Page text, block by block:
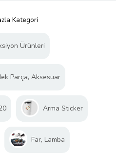
Kategori
Ürünleri
Parça, Aksesuar
Arma Sticker
Far, Lamba